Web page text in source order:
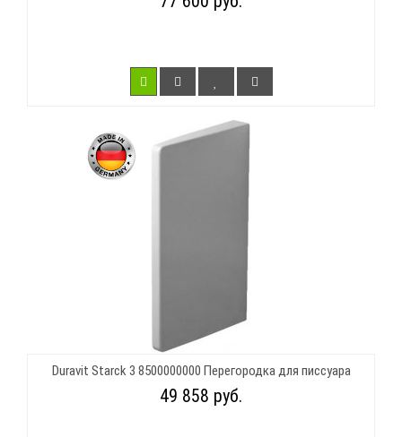
Duravit Starck 3 8500000000 Перегородка для писсуара
49 858 руб.